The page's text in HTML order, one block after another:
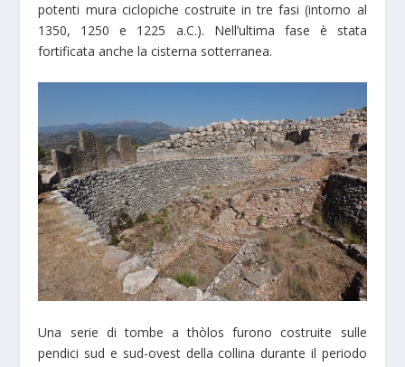
potenti mura ciclopiche costruite in tre fasi (intorno al
1350, 1250 e 1225 a.C.). Nell’ultima fase è stata
fortificata anche la cisterna sotterranea.
Una serie di tombe a thòlos furono costruite sulle
pendici sud e sud-ovest della collina durante il periodo